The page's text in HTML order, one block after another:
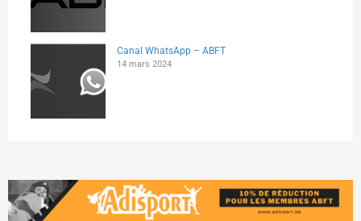
Canal WhatsApp – ABFT
14 mars 2024